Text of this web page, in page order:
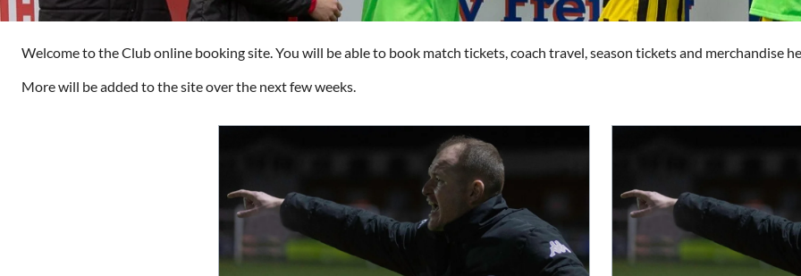
Welcome to the Club online booking site. You will be able to book match tickets, coach travel, season tickets and merchandise
More will be added to the site over the next few weeks.